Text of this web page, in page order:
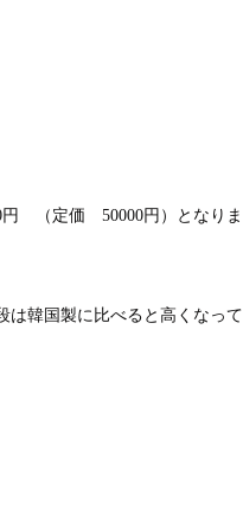
円 （定価 50000円）となりま
は韓国製に比べると高くなって